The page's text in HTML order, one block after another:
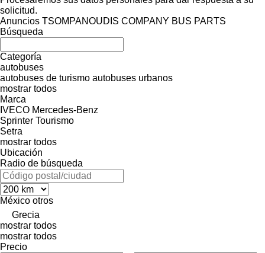
solicitud.
Anuncios TSOMPANOUDIS COMPANY BUS PARTS
Búsqueda
Categoría
autobuses
autobuses de turismo autobuses urbanos
mostrar todos
Marca
IVECO Mercedes-Benz
Sprinter Tourismo
Setra
mostrar todos
Ubicación
Radio de búsqueda
México otros
Grecia
mostrar todos
mostrar todos
Precio